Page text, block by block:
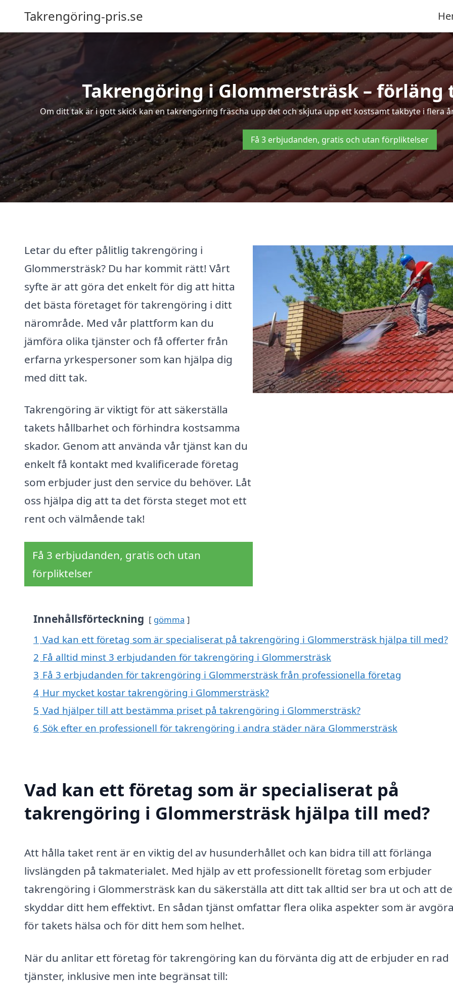
Takrengöring-pris.se
Takrengöring i Glommersträsk –
Om ditt tak är i gott skick kan en takrengöring fräscha upp det och skjuta upp ett kostsamt takbyte i flera
Få 3 erbjudanden, gratis och utan förpliktelser
Letar du efter pålitlig takrengöring i
Glommersträsk? Du har kommit rätt! Vårt
syfte är att göra det enkelt för dig att hitta
det bästa företaget för takrengöring i ditt
närområde. Med vår plattform kan du
jämföra olika tjänster och få offerter från
erfarna yrkespersoner som kan hjälpa dig
med ditt tak.
Takrengöring är viktigt för att säkerställa
takets hållbarhet och förhindra kostsamma
skador. Genom att använda vår tjänst kan du
enkelt få kontakt med kvalificerade företag
som erbjuder just den service du behöver. Låt
oss hjälpa dig att ta det första steget mot ett
rent och välmående tak!
Få 3 erbjudanden, gratis och utan
förpliktelser
Innehållsförteckning gömma
1 Vad kan ett företag som är specialiserat på takrengöring i Glommersträsk hjälpa till med?
2 Få alltid minst 3 erbjudanden för takrengöring i Glommersträsk
3 Få 3 erbjudanden för takrengöring i Glommersträsk från professionella företag
4 Hur mycket kostar takrengöring i Glommersträsk?
5 Vad hjälper till att bestämma priset på takrengöring i Glommersträsk?
6 Sök efter en professionell för takrengöring i andra städer nära Glommersträsk
Vad kan ett företag som är specialiserat på
takrengöring i Glommersträsk hjälpa till med?
Att hålla taket rent är en viktig del av husunderhållet och kan bidra till att förlänga
livslängden på takmaterialet. Med hjälp av ett professionellt företag som erbjuder
takrengöring i Glommersträsk kan du säkerställa att ditt tak alltid ser bra ut och att
skyddar ditt hem effektivt. En sådan tjänst omfattar flera olika aspekter som är
för takets hälsa och för ditt hem som helhet.
När du anlitar ett företag för takrengöring kan du förvänta dig att de erbjuder en rad
tjänster, inklusive men inte begränsat till: